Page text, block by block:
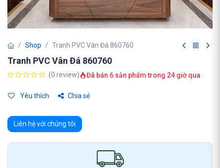
Shop Tranh PVC Vân Đá 860760
Tranh PVC Vân Đá 860760
(0 review) Đã bán 6 sản phẩm trong 24 giờ qua
Yêu thích Chia sẻ
Liên hệ với chúng tôi